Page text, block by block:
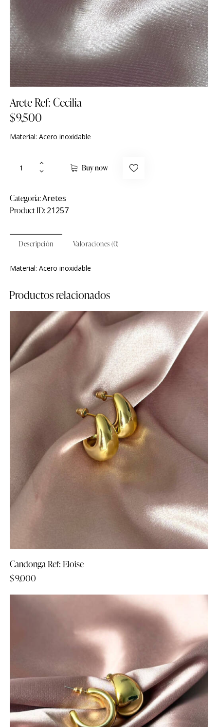
Arete Ref: Cecilia
$9,500
Material: Acero inoxidable
Buy now
Categoría:Aretes
Product ID:21257
Descripción Valoraciones (0)
Material: Acero inoxidable
Productos relacionados
Candonga Ref: Eloise
$9,000